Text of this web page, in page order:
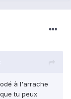
à l'arrache
tu peux